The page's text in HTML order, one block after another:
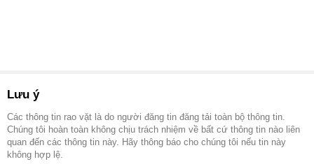
Lưu ý
Các thông tin rao vặt là do người đăng tin đăng tải toàn bộ thông tin.
Chúng tôi hoàn toàn không chịu trách nhiệm về bất cứ thông tin nào liên
quan đến các thông tin này. Hãy thông báo cho chúng tôi nếu tin này
không hợp lệ.